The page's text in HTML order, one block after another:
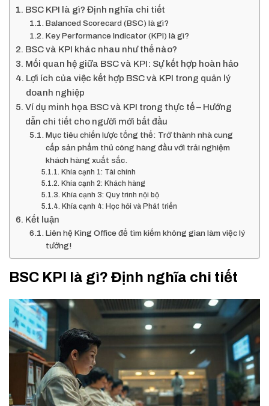
BSC KPI là gì? Định nghĩa chi tiết
Balanced Scorecard (BSC) là gì?
Key Performance Indicator (KPI) là gì?
BSC và KPI khác nhau như thế nào?
Mối quan hệ giữa BSC và KPI: Sự kết hợp hoàn hảo
Lợi ích của việc kết hợp BSC và KPI trong quản lý
doanh nghiệp
Ví dụ minh họa BSC và KPI trong thực tế – Hướng
dẫn chi tiết cho người mới bắt đầu
Mục tiêu chiến lược tổng thể: Trở thành nhà cung
cấp sản phẩm thủ công hàng đầu với trải nghiệm
khách hàng xuất sắc.
Khía cạnh 1: Tài chính
Khía cạnh 2: Khách hàng
Khía cạnh 3: Quy trình nội bộ
Khía cạnh 4: Học hỏi và Phát triển
Kết luận
Liên hệ King Office để tìm kiếm không gian làm việc lý
tưởng!
BSC KPI là gì? Định nghĩa chi tiết